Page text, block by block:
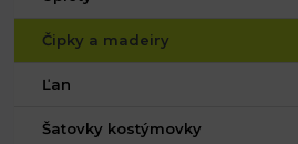
Čipky a madeiry
Ľan
Šatovky kostýmovky